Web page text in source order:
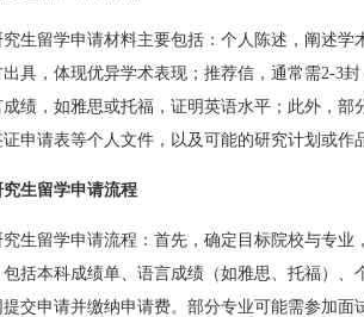
生留学申请材料主要包括：个人陈述，阐述
具，体现优异学术表现；推荐信，通常需2-3
绩，如雅思或托福，证明英语水平；此外，部
申请表等个人文件，以及可能的研究计划或作
生留学申请流程
生留学申请流程：首先，确定目标院校与专
括本科成绩单、语言成绩（如雅思、托福）、
交申请并缴纳申请费。部分专业可能需参加面